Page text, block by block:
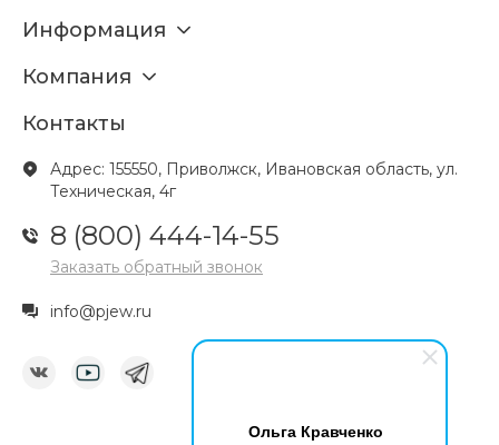
Ольга Кравченко
Информация
Компания
Контакты
Адрес: 155550, Приволжск, Ивановская область, ул.
Техническая, 4г
8 (800) 444-14-55
Заказать обратный звонок
info@pjew.ru